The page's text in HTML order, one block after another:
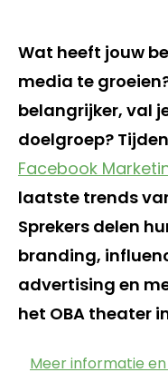
Wat heeft jouw
media te
belangrijker, val
doelgroep?
Facebook
laatste trends
Sprekers delen
branding,
advertising en
het OBA theater
Meer informatie